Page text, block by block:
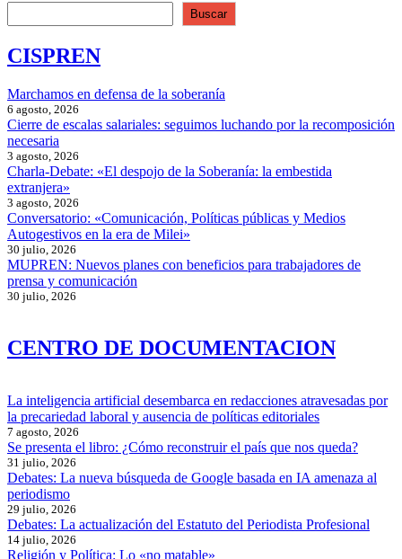
Buscar
CISPREN
Marchamos en defensa de la soberanía
6 agosto, 2026
Cierre de escalas salariales: seguimos luchando por la recomposición
necesaria
3 agosto, 2026
Charla-Debate: «El despojo de la Soberanía: la embestida
extranjera»
3 agosto, 2026
Conversatorio: «Comunicación, Políticas públicas y Medios
Autogestivos en la era de Milei»
30 julio, 2026
MUPREN: Nuevos planes con beneficios para trabajadores de
prensa y comunicación
30 julio, 2026
CENTRO DE DOCUMENTACION
La inteligencia artificial desembarca en redacciones atravesadas por
la precariedad laboral y ausencia de políticas editoriales
7 agosto, 2026
Se presenta el libro: ¿Cómo reconstruir el país que nos queda?
31 julio, 2026
Debates: La nueva búsqueda de Google basada en IA amenaza al
periodismo
29 julio, 2026
Debates: La actualización del Estatuto del Periodista Profesional
14 julio, 2026
Religión y Política: Lo «no matable»